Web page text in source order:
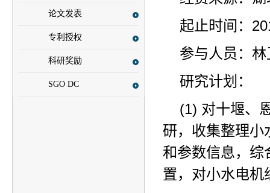
论文发表
专利授权
科研奖励
SGO DC
起止时间：
参与人员：
研究计划：
(1) 对十堰、
研，收集整理小
和参数信息，综
置，对小水电机